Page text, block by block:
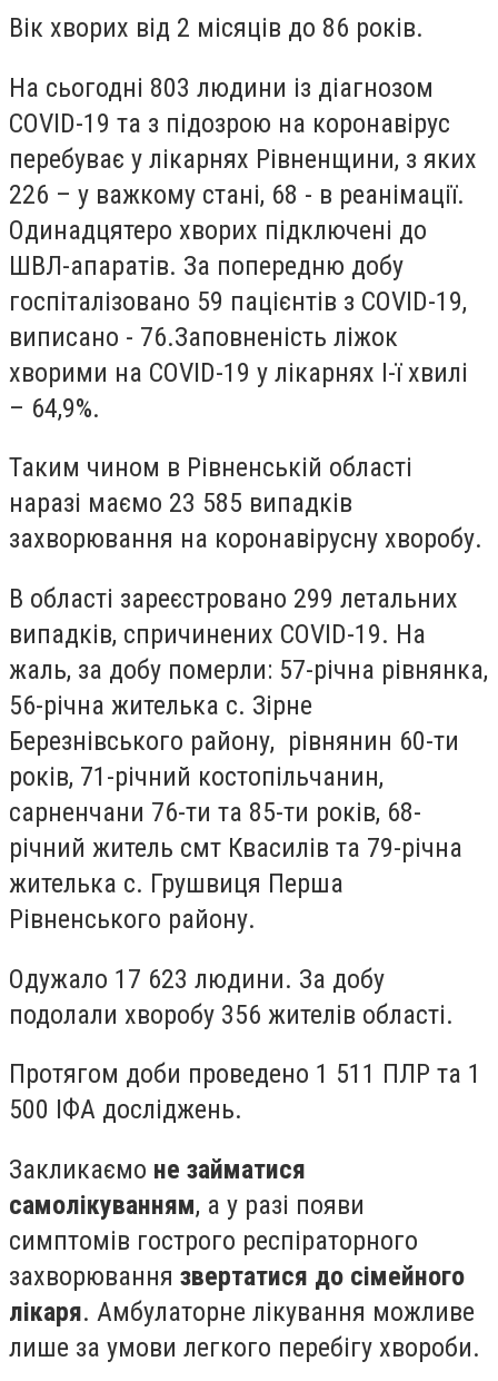
Вік хворих від 2 місяців до 86 років.
На сьогодні 803 людини із діагнозом
COVID-19 та з підозрою на коронавірус
перебуває у лікарнях Рівненщини, з яких
226 – у важкому стані, 68 - в реанімації.
Одинадцятеро хворих підключені до
ШВЛ-апаратів. За попередню добу
госпіталізовано 59 пацієнтів з COVID-19,
виписано - 76.Заповненість ліжок
хворими на COVID-19 у лікарнях І-ї хвилі
– 64,9%.
Таким чином в Рівненській області
наразі маємо 23 585 випадків
захворювання на коронавірусну хворобу.
В області зареєстровано 299 летальних
випадків, спричинених COVID-19. На
жаль, за добу померли: 57-річна рівнянка,
56-річна жителька с. Зірне
Березнівського району, рівнянин 60-ти
років, 71-річний костопільчанин,
сарненчани 76-ти та 85-ти років, 68-
річний житель смт Квасилів та 79-річна
жителька с. Грушвиця Перша
Рівненського району.
Одужало 17 623 людини. За добу
подолали хворобу 356 жителів області.
Протягом доби проведено 1 511 ПЛР та 1
500 ІФА досліджень.
Закликаємо не займатися
самолікуванням, а у разі появи
симптомів гострого респіраторного
захворювання звертатися до сімейного
лікаря. Амбулаторне лікування можливе
лише за умови легкого перебігу хвороби.